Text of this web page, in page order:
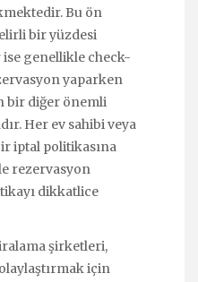
Bu ön
bir yüzdesi
genellikle check-
yaparken
bir diğer önemli
Her ev sahibi veya
iptal politikasına
rezervasyon
dikkatlice
şirketleri,
için